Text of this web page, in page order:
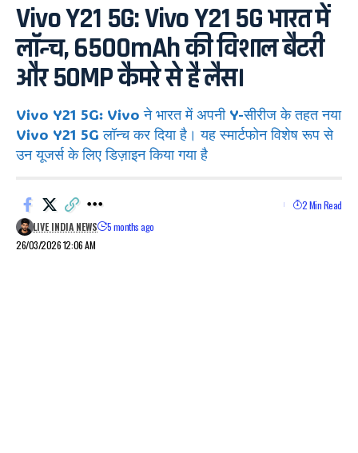
Vivo Y21 5G: Vivo Y21 5G भारत में
लॉन्च, 6500mAh की विशाल बैटरी
और 50MP कैमरे से है लैस।
Vivo Y21 5G: Vivo ने भारत में अपनी Y-सीरीज के तहत नया
Vivo Y21 5G लॉन्च कर दिया है। यह स्मार्टफोन विशेष रूप से
उन यूजर्स के लिए डिज़ाइन किया गया है
26/03/2026 12:06 AM
LIVE INDIA NEWS 5 months ago
2 Min Read